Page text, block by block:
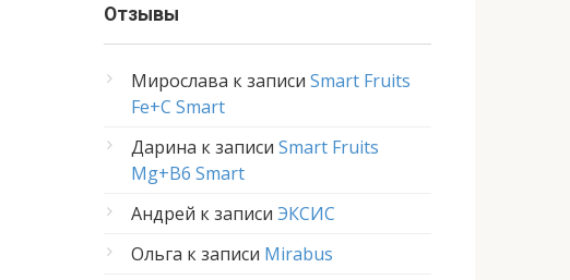
Отзывы
Мирослава к записи Smart Fruits
Fe+C Smart
Дарина к записи Smart Fruits
Mg+B6 Smart
Андрей к записи ЭКСИС
Ольга к записи Mirabus